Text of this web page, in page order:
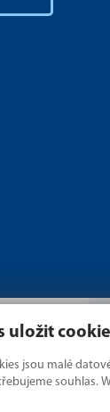
uložit
jsou malé
souhlas.